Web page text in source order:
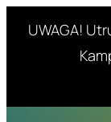
UWAGA!